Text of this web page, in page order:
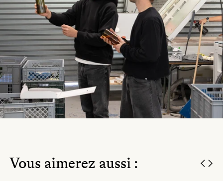
Vous aimerez aussi :